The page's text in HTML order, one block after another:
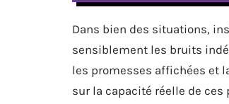
Dans bien des situations,
sensiblement les bruits
les promesses affichées et
sur la capacité réelle de